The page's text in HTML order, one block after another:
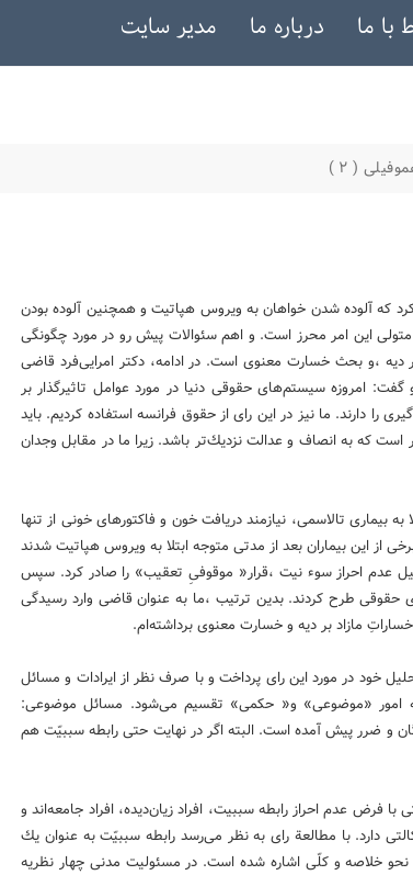
با ما درباره ما مدیر سایت
( ۲ )
كه آلوده شدن خواهان به ویروس هپاتیت و همچنین آلوده‌ بودن
این امر محرز است. و اهم سئوالات پیش رو در مورد چگونگی
،و بحث خسارت معنوی است. در ادامه، دكتر امرایی‌فرد قاضی
گفت: امروزه سیستم‌های حقوقی دنیا در مورد عوامل تاثیرگذار بر
دارند. ما نیز در این رای از حقوق فرانسه استفاده كردیم. باید
كه به انصاف و عدالت نزدیك‌تر باشد. زیرا ما در مقابل وجدان
افرادی به علت ابتلا به بیماری تالاسمی، نیازمند دریافت خون و فاكتورهای خونی از تنها
از این بیماران بعد از مدتی متوجه ابتلا به ویروس هپاتیت شدند
عدم احراز سوء نیت ،قرار« موقوفیِ تعقیب» را صادر كرد. سپس
حقوقی طرح كردند. بدین ترتیب ،ما به عنوان قاضی وارد رسیدگی
مازاد بر دیه و خسارت معنوی برداشته‌ام.
خود در مورد این رای پرداخت و با صرف نظر از ایرادات و مسائل
امور «موضوعی» و« حكمی» تقسیم می‌شود. مسائل موضوعی:
و ضرر پیش آمده است. البته اگر در نهایت حتی رابطه سببیّت هم
ضمان قهری 2ـ ضمان اجتماعی. حتی با فرض عدم احراز رابطه سببیت، افراد زیان‌دیده، افراد جامعه‌اند و
دارد. با مطالعة رای به نظر می‌رسد رابطه سببیّت به عنوان یك
خلاصه و كلّی اشاره شده است. در مسئولیت مدنی چهار نظریه